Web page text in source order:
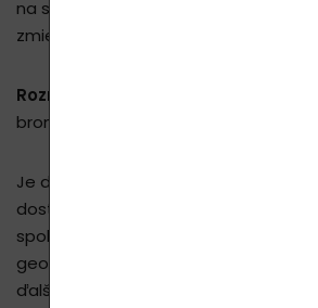
na stimuláciu pamäti, ale je vhodná
zmiernení bolesti a tráviacich
Rozmarín
bronchitíde, zmierňuje depresívne
Je dôležité poznamenať, že nie
dostupné v obchodoch sú rovnako
spoľahlivé. Čistota oleja sa môže líšiť
geografickej polohy, spôsobu
ďalších faktorov.